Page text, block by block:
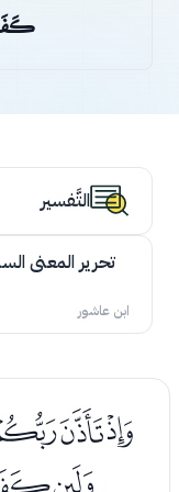
التَّفسير
تحرير المعنى
ابن عاشور